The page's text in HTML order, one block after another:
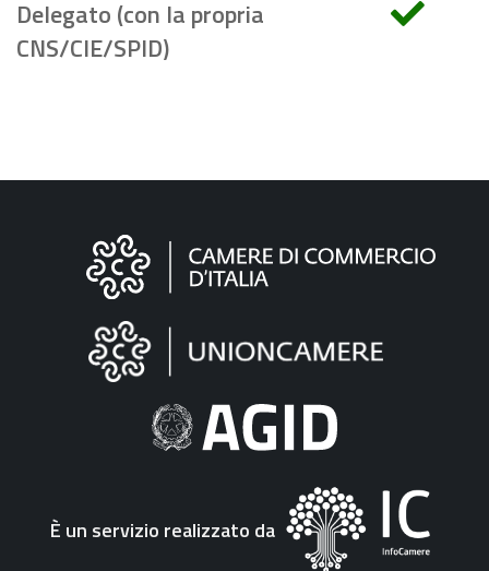
Delegato (con la propria
CNS/CIE/SPID)
Informazioni
"Fattura
Elettronica"
È un servizio realizzato da